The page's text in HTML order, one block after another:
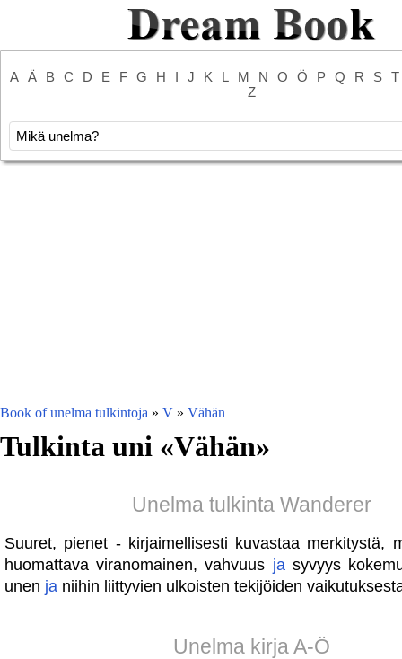
A Ä B C D E F G H I J K L M N O Ö P Q R S
T
Z
Book of unelma tulkintoja » V » Vähän
Tulkinta uni «Vähän»
Unelma tulkinta Wanderer
Suuret, pienet - kirjaimellisesti kuvastaa merkitystä,
huomattava viranomainen, vahvuus jasyvyys
unen ja niihin liittyvien ulkoisten tekijöiden
Unelma kirja A-Ö